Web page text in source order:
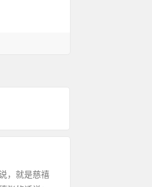
，就是慈禧